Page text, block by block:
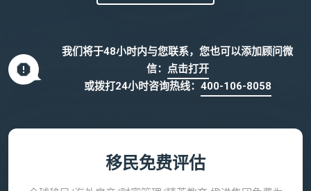
我们将于48小时内与您联系，您也可以添加顾问微
信： 点击打开
或拨打24小时咨询热线： 400-106-8058
移民免费评估